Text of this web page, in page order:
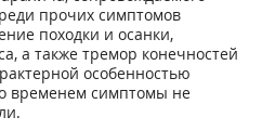
прочих симптомов
походки и осанки,
а также тремор конечностей
особенностью
временем симптомы не